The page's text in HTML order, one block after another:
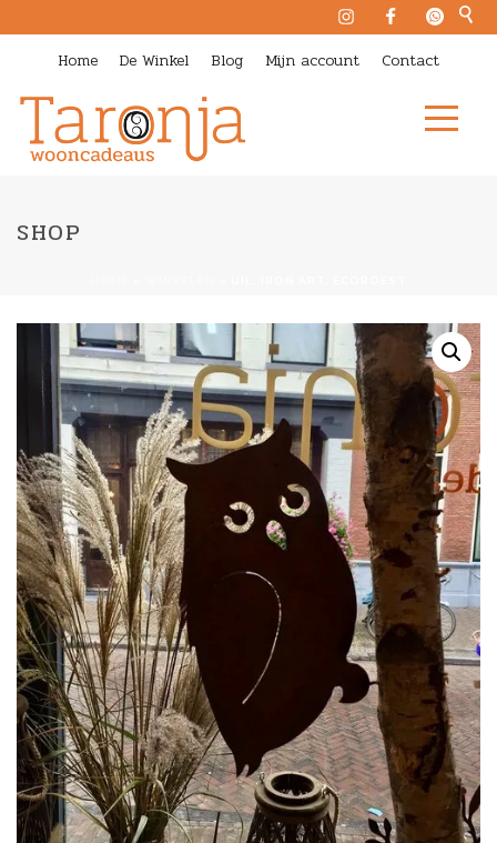
Home De Winkel Blog Mijn account Contact
SHOP